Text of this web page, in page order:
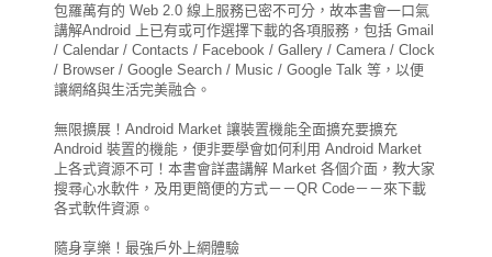
包羅萬有的 Web 2.0 線上服務已密不可分，故本書會一口氣
講解Android 上已有或可作選擇下載的各項服務，包括 Gmail
/ Calendar / Contacts / Facebook / Gallery / Camera / Clock
/ Browser / Google Search / Music / Google Talk 等，以便
讓網絡與生活完美融合。
無限擴展！Android Market 讓裝置機能全面擴充要擴充
Android 裝置的機能，便非要學會如何利用 Android Market
上各式資源不可！本書會詳盡講解 Market 各個介面，教大家
搜尋心水軟件，及用更簡便的方式－－QR Code－－來下載
各式軟件資源。
隨身享樂！最強戶外上網體驗